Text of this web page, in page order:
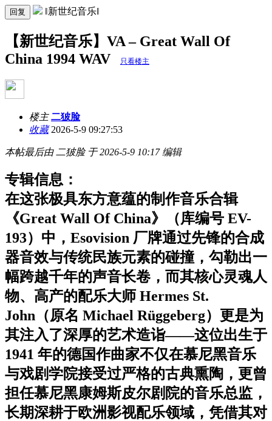
回复 ‖新世纪音乐‖
【新世纪音乐】VA – Great Wall Of
China 1994 WAV
只看楼主
楼主 二狓脸
收藏2026-5-9 09:27:53
本帖最后由 二狓脸 于 2026-5-9 10:17 编辑
专辑信息：
在这张极具东方意蕴的制作音乐合辑
《Great Wall Of China》（库编号 EV-
193）中，Esovision 厂牌通过先锋的合成
器音效与传统民族元素的碰撞，勾勒出一
幅跨越千年的声音长卷，而其核心灵魂人
物、高产的配乐大师 Hermes St.
John（原名 Michael Rüggeberg）更是为
其注入了深厚的艺术造诣——这位出生于
1941 年的德国作曲家不仅在慕尼黑音乐
与戏剧学院接受过严格的古典熏陶，更曾
担任慕尼黑康姆斯皮尔剧院的音乐总监，
长期深耕于欧洲影视配乐领域，凭借其对